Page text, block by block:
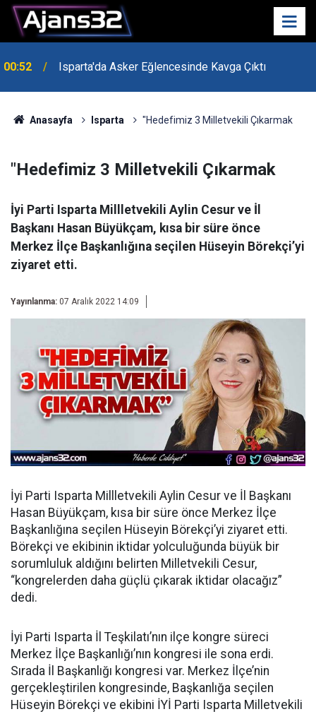
00:52 Isparta'da Asker Eğlencesinde Kavga Çıktı
Anasayfa Isparta "Hedefimiz 3 Milletvekili Çıkarmak
"Hedefimiz 3 Milletvekili Çıkarmak
İyi Parti Isparta Millletvekili Aylin Cesur ve İl
Başkanı Hasan Büyükçam, kısa bir süre önce
Merkez İlçe Başkanlığına seçilen Hüseyin Börekçi’yi
ziyaret etti.
Yayınlanma: 07 Aralık 2022 14:09
İyi Parti Isparta Millletvekili Aylin Cesur ve İl Başkanı
Hasan Büyükçam, kısa bir süre önce Merkez İlçe
Başkanlığına seçilen Hüseyin Börekçi’yi ziyaret etti.
Börekçi ve ekibinin iktidar yolculuğunda büyük bir
sorumluluk aldığını belirten Milletvekili Cesur,
“kongrelerden daha güçlü çıkarak iktidar olacağız”
dedi.
İyi Parti Isparta İl Teşkilatı’nın ilçe kongre süreci
Merkez İlçe Başkanlığı’nın kongresi ile sona erdi.
Sırada İl Başkanlığı kongresi var. Merkez İlçe’nin
gerçekleştirilen kongresinde, Başkanlığa seçilen
Hüseyin Börekçi ve ekibini İYİ Parti Isparta Milletvekili